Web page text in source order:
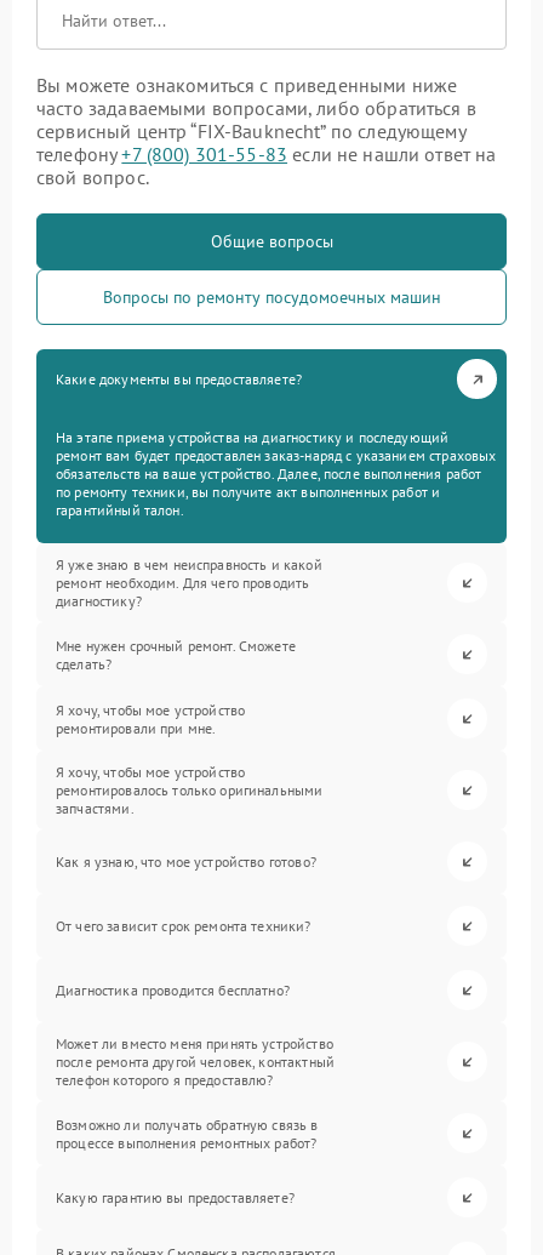
Вы можете ознакомиться с приведенными ниже
часто задаваемыми вопросами, либо обратиться в
сервисный центр “FIX-Bauknecht” по следующему
телефону+7 (800) 301-55-83 если не нашли ответ на
свой вопрос.
Общие вопросы
Вопросы по ремонту посудомоечных машин
Какие документы вы предоставляете?
На этапе приема устройства на диагностику и последующий
ремонт вам будет предоставлен заказ-наряд с указанием страховых
обязательств на ваше устройство. Далее, после выполнения работ
по ремонту техники, вы получите акт выполненных работ и
гарантийный талон.
Я уже знаю в чем неисправность и какой
ремонт необходим. Для чего проводить
диагностику?
Мне нужен срочный ремонт. Сможете
сделать?
Я хочу, чтобы мое устройство
ремонтировали при мне.
Я хочу, чтобы мое устройство
ремонтировалось только оригинальными
запчастями.
Как я узнаю, что мое устройство готово?
От чего зависит срок ремонта техники?
Диагностика проводится бесплатно?
Может ли вместо меня принять устройство
после ремонта другой человек, контактный
телефон которого я предоставлю?
Возможно ли получать обратную связь в
процессе выполнения ремонтных работ?
Какую гарантию вы предоставляете?